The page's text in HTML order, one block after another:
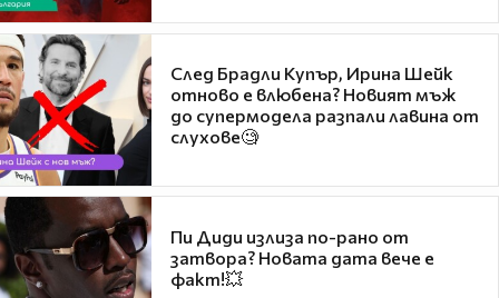
След Брадли Купър, Ирина Шейк
отново е влюбена? Новият мъж
до супермодела разпали лавина от
слухове🧐
Пи Диди излиза по-рано от
затвора? Новата дата вече е
факт!💥